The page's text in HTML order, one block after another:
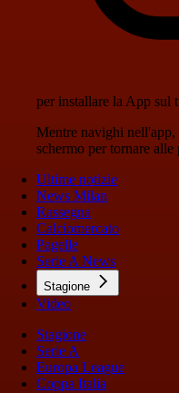
per installare la App sul
Mentre navighi nell'app,
schermo per tornare alle
Ultime notizie
News Milan
Rassegna
Calciomercato
Pagelle
Serie A News
Stagione
Video
Stagione
Serie A
Europa League
Coppa Italia